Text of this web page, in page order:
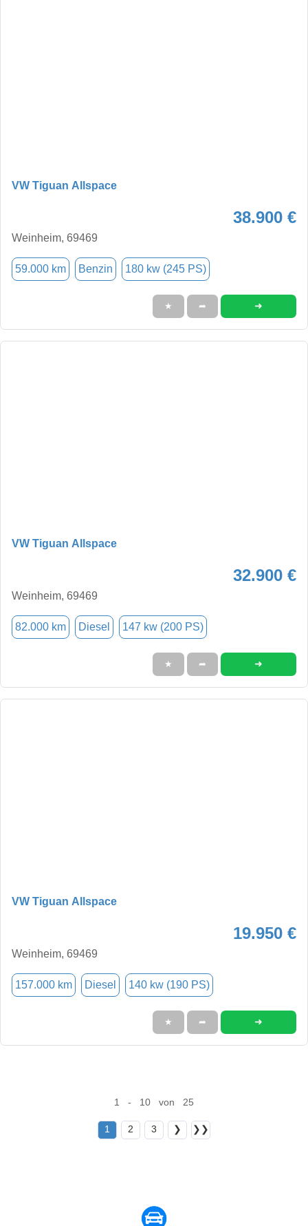
VW Tiguan Allspace
38.900 €
Weinheim, 69469
59.000 km Benzin 180 kw (245 PS)
★ ➦ ➜
VW Tiguan Allspace
32.900 €
Weinheim, 69469
82.000 km Diesel 147 kw (200 PS)
★ ➦ ➜
VW Tiguan Allspace
19.950 €
Weinheim, 69469
157.000 km Diesel 140 kw (190 PS)
★ ➦ ➜
1 - 10 von 25
1 2 3 ❯ ❯❯